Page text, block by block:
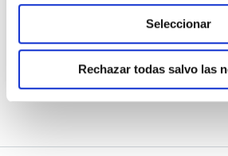
Seleccionar
Rechazar todas salvo las
23,75 €
Añadir al carrito